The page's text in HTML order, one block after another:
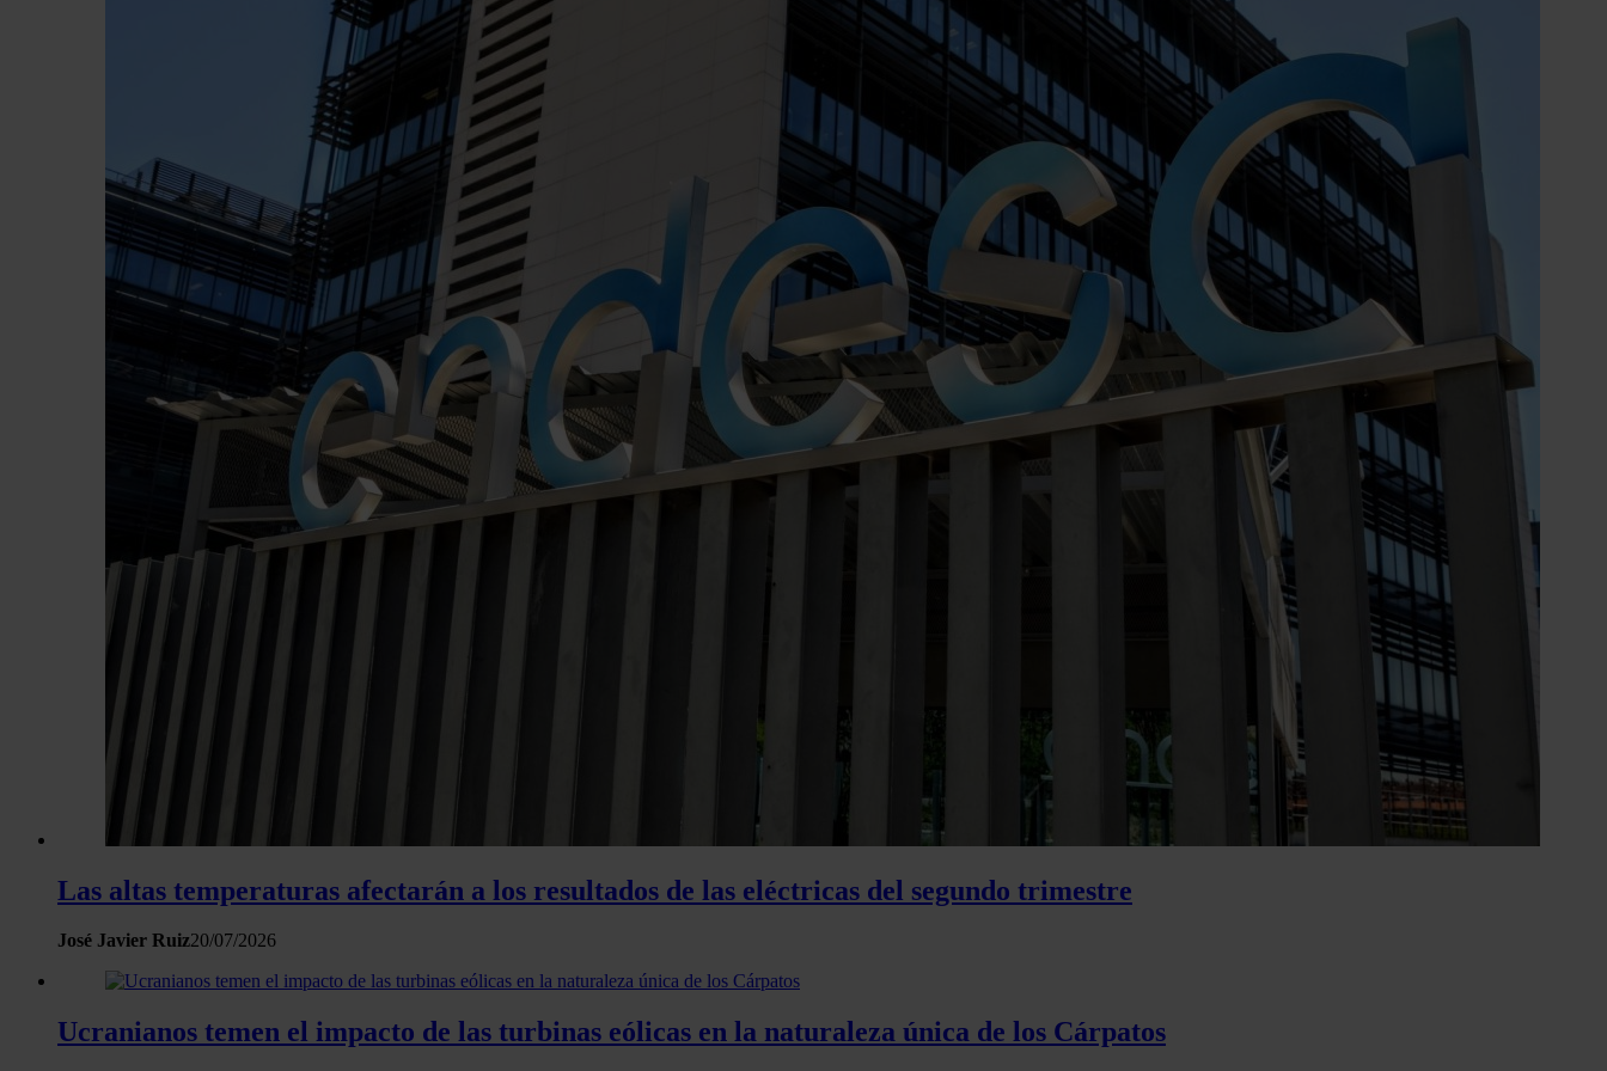
Las altas temperaturas afectarán a los resultados de las eléctricas del segundo trimestre
José Javier Ruiz20/07/2026
Ucranianos temen el impacto de las turbinas eólicas en la naturaleza única de los Cárpatos